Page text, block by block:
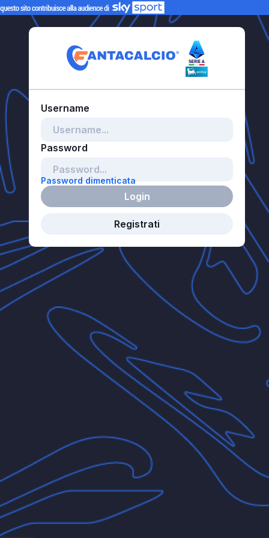
Password dimenticata
Login
Registrati